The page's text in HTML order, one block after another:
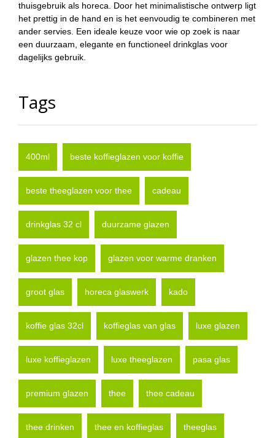
thuisgebruik als horeca. Door het minimalistische ontwerp ligt
het prettig in de hand en is het eenvoudig te combineren met
ander servies. Een ideale keuze voor wie op zoek is naar
een duurzaam, elegante en functioneel drinkglas voor
dagelijks gebruik.
Tags
400ml beste koffieglazen voor koffie
beste theeglazen voor thee cadeau
drinkglas 32 cl duurzame glazen
glazen thee kop glazen voor warme dranken
groot glas horeca glaswerk kado
koffie glas 32cl koffieglas van glas luxe glazen
luxe koffieglazen luxe theeglazen pasa glas
premium glazen thee thee cadeau
thee drinken thee en koffieglas theeglas